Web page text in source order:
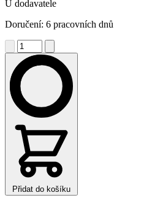
U dodavatele
Doručení: 6 pracovních dnů
Přidat do košíku